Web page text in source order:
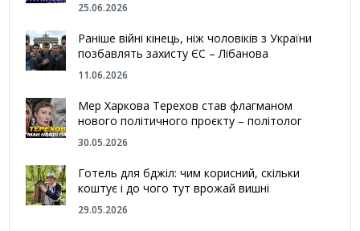
25.06.2026
Раніше війні кінець, ніж чоловіків з України
позбавлять захисту ЄС – Лібанова
11.06.2026
Мер Харкова Терехов став флагманом
нового політичного проєкту – політолог
30.05.2026
Готель для бджіл: чим корисний, скільки
коштує і до чого тут врожай вишні
29.05.2026